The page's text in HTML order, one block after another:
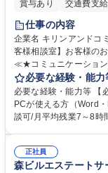
賞与あり
交通費支給
仕事の内容
企業名 キリンアンドコミュニケ
客様相談室】お客様のお声
≪★コミュニケーショ
お客様のお声をより良
様相談室でのお仕事です。 日々お客様からいただくキリングル
意見を、企業活動に活
って対応、情報提供す
平均100件前後■メール・手紙：同上
相談室】お客様のお声
必要な経験・能力
必要な経験・能力等 【
PCが使える方（Word
談可/月平均残業7～8時間程度 【入社後の研修】着任から1
すのでご安心ください
う会社として、お客様
正社員
森ビルエステートサ